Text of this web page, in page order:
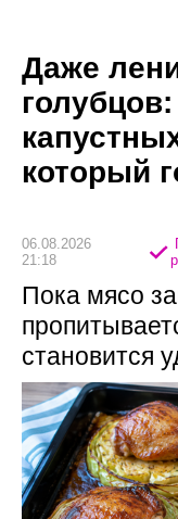
Даже
который
06.08.2026
21:18
Пока мясо
становится